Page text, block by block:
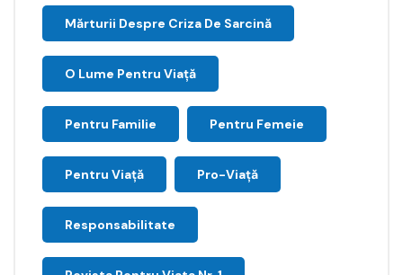
Mărturii Despre Criza De Sarcină
O Lume Pentru Viață
Pentru Familie Pentru Femeie
Pentru Viață Pro-Viață
Responsabilitate